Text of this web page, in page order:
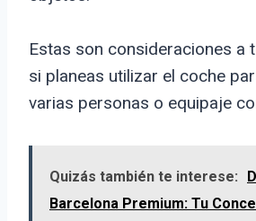
Estas son consideraciones a
si planeas utilizar el coche
varias personas o equipaje
Quizás también te interese:
Barcelona Premium: Tu